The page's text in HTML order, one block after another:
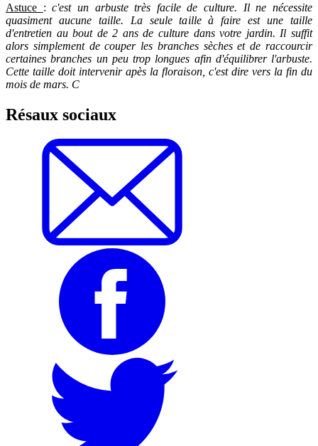
Astuce :c'est un arbuste très facile de culture. Il ne nécessite
quasiment aucune taille. La seule taille à faire est une taille
d'entretien au bout de 2 ans de culture dans votre jardin. Il suffit
alors simplement de couper les branches sèches et de raccourcir
certaines branches un peu trop longues afin d'équilibrer l'arbuste.
Cette taille doit intervenir apès la floraison, c'est dire vers la fin du
mois de mars. C
Résaux sociaux